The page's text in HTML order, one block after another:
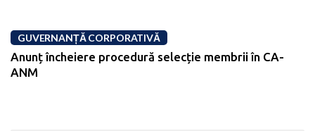
GUVERNANȚĂ CORPORATIVĂ
Anunț încheiere procedură selecție membrii în CA-
ANM